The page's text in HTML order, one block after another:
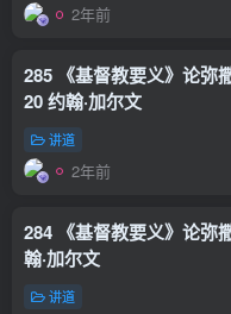
2年前
285 《基督教要义》论
20 约翰·加尔文
讲道
2年前
284 《基督教要义》论
翰·加尔文
讲道